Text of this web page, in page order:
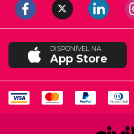
DISPONÍVEL NA
App Store